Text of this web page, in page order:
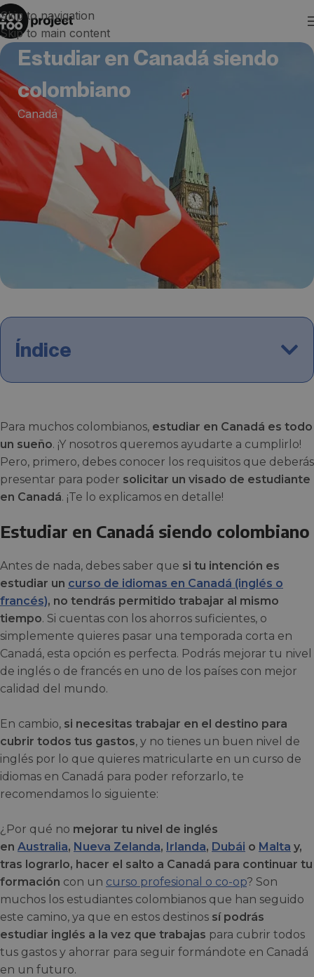
Skip to navigation
Skip to main content
Estudiar en Canadá siendo
colombiano
Canadá
Índice
Para muchos colombianos, estudiar en Canadá es todo
un sueño. ¡Y nosotros queremos ayudarte a cumplirlo!
Pero, primero, debes conocer los requisitos que deberás
presentar para poder solicitar un visado de estudiante
en Canadá. ¡Te lo explicamos en detalle!
Estudiar en Canadá siendo colombiano
Antes de nada, debes saber que si tu intención es
estudiar un curso de idiomas en Canadá (inglés o
francés), no tendrás permitido trabajar al mismo
tiempo. Si cuentas con los ahorros suficientes, o
simplemente quieres pasar una temporada corta en
Canadá, esta opción es perfecta. Podrás mejorar tu nivel
de inglés o de francés en uno de los países con mejor
calidad del mundo.
En cambio, si necesitas trabajar en el destino para
cubrir todos tus gastos, y no tienes un buen nivel de
inglés por lo que quieres matricularte en un curso de
idiomas en Canadá para poder reforzarlo, te
recomendamos lo siguiente:
¿Por qué no mejorar tu nivel de inglés
en Australia, Nueva Zelanda, Irlanda, Dubái o Malta y,
tras lograrlo, hacer el salto a Canadá para continuar tu
formación con un curso profesional o co-op? Son
muchos los estudiantes colombianos que han seguido
este camino, ya que en estos destinos sí podrás
estudiar inglés a la vez que trabajas para cubrir todos
tus gastos y ahorrar para seguir formándote en Canadá
en un futuro.